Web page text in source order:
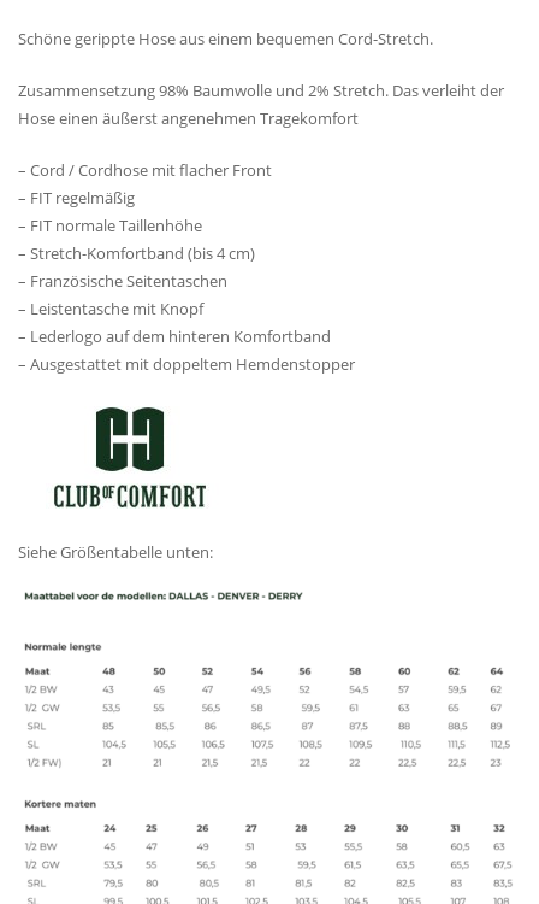
Schöne gerippte Hose aus einem bequemen Cord-Stretch.
Zusammensetzung 98% Baumwolle und 2% Stretch. Das verleiht der
Hose einen äußerst angenehmen Tragekomfort
– Cord / Cordhose mit flacher Front
– FIT regelmäßig
– FIT normale Taillenhöhe
– Stretch-Komfortband (bis 4 cm)
– Französische Seitentaschen
– Leistentasche mit Knopf
– Lederlogo auf dem hinteren Komfortband
– Ausgestattet mit doppeltem Hemdenstopper
Siehe Größentabelle unten: